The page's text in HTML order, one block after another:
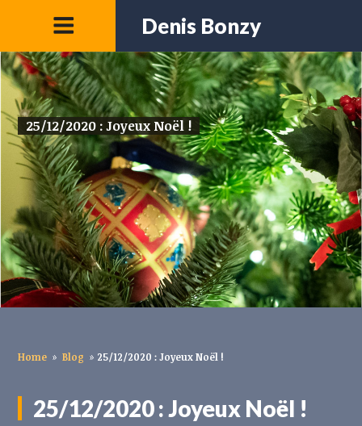
Denis Bonzy
25/12/2020 : Joyeux Noël !
Home » Blog » 25/12/2020 : Joyeux Noël !
25/12/2020 : Joyeux Noël !